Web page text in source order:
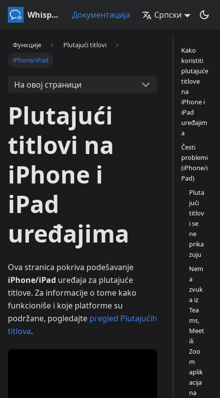
Whisperr Документација Српски
Функције
Plutajući titlovi
iPhone/iPad
На овој страници
Plutajući
titlovi na
iPhone i
iPad
uređajima
Ova stranica pokriva podešavanje
iPhone/iPad uređaja za plutajuće
titlove. Za informacije o tome kako
funkcioniše i koje platforme su
podržane, pogledajte pregled Plutajućih
titlova.
Kako
koristiti
plutajuće
titlove
na
iPhone i
iPad
uređajim
a
Česti
problemi
(iPhone/i
Pad)
Pluta
jući
titlov
i se
ne
prika
zuju
Nem
a
zvuk
a iz
Tea
ms,
Meet
ili
Zoo
m
aplik
acija
na